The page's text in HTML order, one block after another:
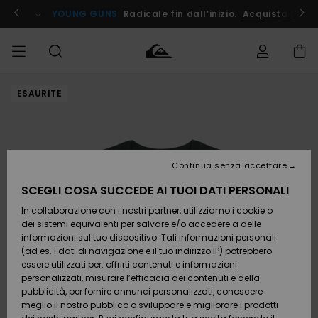
informazioni
prodotto
! YOUNG GUNS Radicale fin dall’inizio. Acquista Ora
UOMO
Accessori
Calzature
e
infradito
Surf /
Acqua
Accessori
Calzature
e
infradito
Surf /
Acqua
Nuovi
Da
Scoprire
Snow
SURF
Highlights
Comunità
SNOW
Shop
Snow
Shop
Donna
OUTLET
Outlet
Donna
Spedizione
Pagamento
Buono regalo
Quiksilver
Freedom
ESAURITE
SCEGLI COSA SUCCEDE AI TUOI DATI PERSONALI
In collaborazione con i nostri partner, utilizziamo i cookie o
dei sistemi equivalenti per salvare e/o accedere a delle
informazioni sul tuo dispositivo. Tali informazioni personali
(ad es. i dati di navigazione e il tuo indirizzo IP) potrebbero
essere utilizzati per: offrirti contenuti e informazioni
personalizzati, misurare l’efficacia dei contenuti e della
pubblicità, per fornire annunci personalizzati, conoscere
meglio il nostro pubblico o sviluppare e migliorare i prodotti
Continua senza accettare